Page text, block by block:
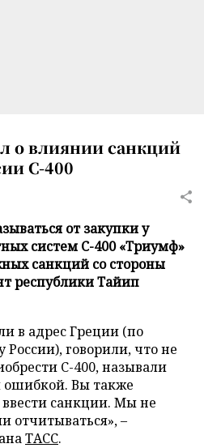
о влиянии санкций
С-400
от закупки у
систем С-400 «Триумф»
санкций со стороны
республики Тайип
в адрес Греции (по
России), говорили, что не
С-400, называли
ошибкой. Вы также
санкции. Мы не
отчитываться», –
ТАСС.